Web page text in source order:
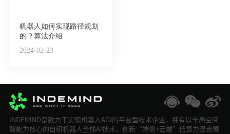
机器人如何实现路径规划
的？算法介绍
2024-02-23
INDEMIND是致力于实现机器人AGI的平台型技术企业，拥有以全局空间
智能为核心的自研机器人全栈AI技术，创新“端侧+云端”低算力混合模